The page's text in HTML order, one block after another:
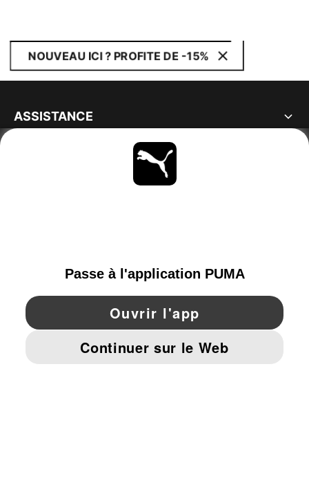
NOUVEAU ICI ? PROFITE DE -15%
ASSISTANCE
YouTube Twitter Pinterest
MENTIONS ET DONNÉES LÉGALES